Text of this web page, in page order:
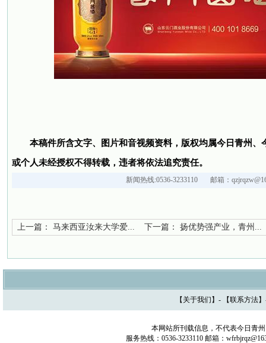
本稿件所含文字、图片和音视频资料，版权均属今日青州、
或个人未经授权不得转载，违者将依法追究责任。
新闻热线:0536-3233110 邮箱：
上一篇： 马来西亚汝来大学爱... 下一篇： 扬优势强产业，青州...
【 关于我们 】- 【联系方法
本网站所刊载信息，不代表今日青
服务热线：0536-3233110 邮箱：